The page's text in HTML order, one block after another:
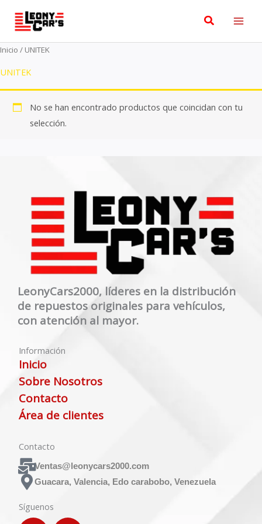
Buscar
Inicio / UNITEK
UNITEK
No se han encontrado productos que coincidan con tu
selección.
LeonyCars2000, líderes en la distribución
de repuestos originales para vehículos,
con atención al mayor.
Información
Inicio
Sobre Nosotros
Contacto
Área de clientes
Contacto
Ventas@leonycars2000.com
Guacara, Valencia, Edo carabobo, Venezuela
Síguenos